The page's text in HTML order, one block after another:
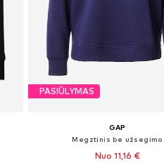
PASIŪLYMAS
GAP
Megztinis be užsegimo
Nuo 11,16 €